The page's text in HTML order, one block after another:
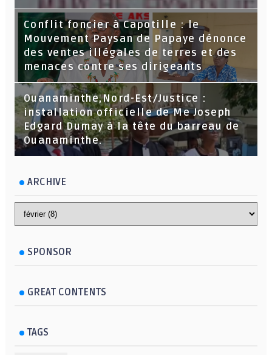
Conflit foncier à Capotille : le
Mouvement Paysan de Papaye dénonce
des ventes illégales de terres et des
menaces contre ses dirigeants
Ouanaminthe,Nord-Est/Justice :
installation officielle de Me Joseph
Edgard Dumay à la tête du barreau de
Ouanaminthe.
ARCHIVE
SPONSOR
GREAT CONTENTS
TAGS